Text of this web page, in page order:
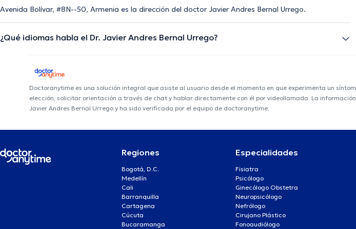
Avenida Bolívar, #8N--50, Armenia es la dirección del doctor Javier Andres Bernal Urrego.
¿Qué idiomas habla el Dr. Javier Andres Bernal Urrego?
Doctoranytime es una solución integral que asiste al usuario desde el momento en que experimenta un
elección, solicitar orientación a través de chat y hablar directamente con él por videollamada. La
Javier Andres Bernal Urrego y ha sido verificada por el equipo de doctoranytime.
Regiones
Bogotá, D.C.
Medellín
Cali
Barranquilla
Cartagena
Cúcuta
Bucaramanga
Especialidades
Fisiatra
Psicólogo
Ginecólogo Obstetra
Neuropsicólogo
Nefrólogo
Cirujano Plástico
Fonoaudiólogo